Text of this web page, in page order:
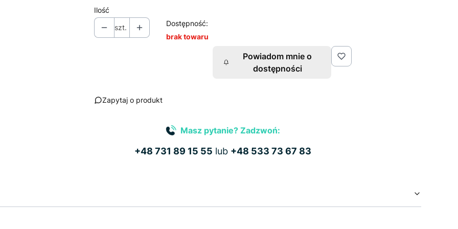
Ilość
szt.
Dostępność:
brak towaru
Powiadom mnie o
dostępności
Zapytaj o produkt
Masz pytanie? Zadzwoń:
+48 731 89 15 55 lub +48 533 73 67 83